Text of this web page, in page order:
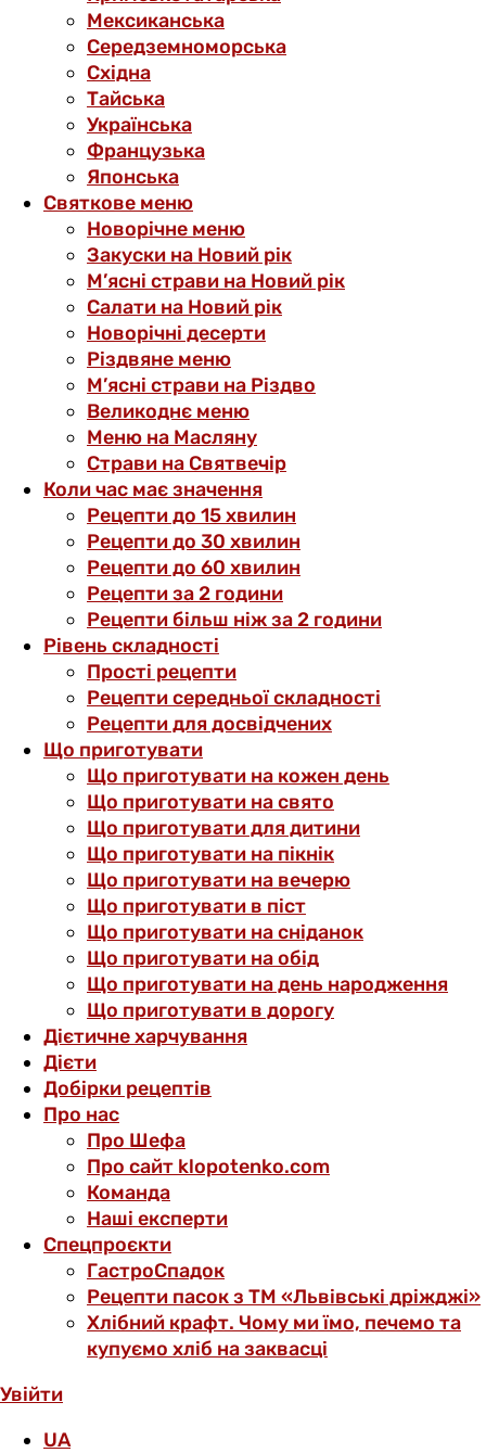
Мексиканська
Середземноморська
Східна
Тайська
Українська
Французька
Японська
Святкове меню
Новорічне меню
Закуски на Новий рік
М’ясні страви на Новий рік
Салати на Новий рік
Новорічні десерти
Різдвяне меню
М’ясні страви на Різдво
Великоднє меню
Меню на Масляну
Страви на Святвечір
Коли час має значення
Рецепти до 15 хвилин
Рецепти до 30 хвилин
Рецепти до 60 хвилин
Рецепти за 2 години
Рецепти більш ніж за 2 години
Рівень складності
Прості рецепти
Рецепти середньої складності
Рецепти для досвідчених
Що приготувати
Що приготувати на кожен день
Що приготувати на свято
Що приготувати для дитини
Що приготувати на пікнік
Що приготувати на вечерю
Що приготувати в піст
Що приготувати на сніданок
Що приготувати на обід
Що приготувати на день народження
Що приготувати в дорогу
Дієтичне харчування
Дієти
Добірки рецептів
Про нас
Про Шефа
Про сайт klopotenko.com
Команда
Наші експерти
Спецпроєкти
ГастроСпадок
Рецепти пасок з ТМ «Львівські дріжджі»
Хлібний крафт. Чому ми їмо, печемо та
купуємо хліб на заквасці
Увійти
UA